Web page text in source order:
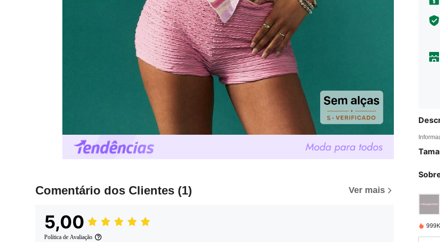
Comentário dos Clientes (1) Ver mais
5,00
Política de Avaliação